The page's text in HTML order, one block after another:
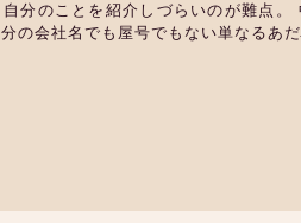
分のことを紹介しづらいのが難点
の会社名でも屋号でもない単なるあだ